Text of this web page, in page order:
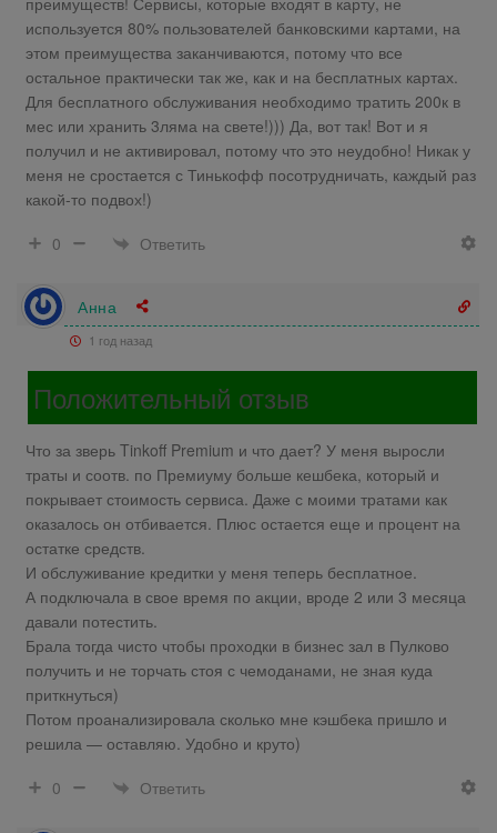
используется 80% пользователей банковскими картами, на
этом преимущества заканчиваются, потому что все
остальное практически так же, как и на бесплатных картах.
Для бесплатного обслуживания необходимо тратить 200к в
мес или хранить 3ляма на свете!))) Да, вот так! Вот и я
получил и не активировал, потому что это неудобно! Никак у
меня не сростается с Тинькофф посотрудничать, каждый раз
какой-то подвох!)
0
Ответить
Анна
1 год назад
Положительный отзыв
Что за зверь Tinkoff Premium и что дает? У меня выросли
траты и соотв. по Премиуму больше кешбека, который и
покрывает стоимость сервиса. Даже с моими тратами как
оказалось он отбивается. Плюс остается еще и процент на
остатке средств.
И обслуживание кредитки у меня теперь бесплатное.
А подключала в свое время по акции, вроде 2 или 3 месяца
давали потестить.
Брала тогда чисто чтобы проходки в бизнес зал в Пулково
получить и не торчать стоя с чемоданами, не зная куда
приткнуться)
Потом проанализировала сколько мне кэшбека пришло и
решила — оставляю. Удобно и круто)
0
Ответить